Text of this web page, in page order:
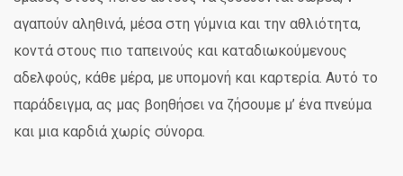
αγαπούν αληθινά, μέσα στη γύμνια και την αθλιότητα,
κοντά στους πιο ταπεινούς και καταδιωκούμενους
αδελφούς, κάθε μέρα, με υπομονή και καρτερία. Αυτό το
παράδειγμα, ας μας βοηθήσει να ζήσουμε μ’ ένα πνεύμα
και μια καρδιά χωρίς σύνορα.